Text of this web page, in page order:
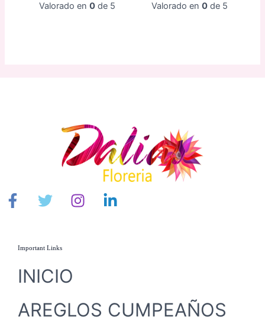
Valorado en0 de 5 Valorado en 0de 5
Important Links
INICIO
AREGLOS CUMPEAÑOS